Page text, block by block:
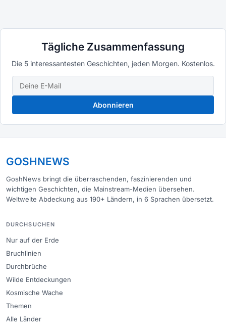
Tägliche Zusammenfassung
Die 5 interessantesten Geschichten, jeden Morgen. Kostenlos.
Abonnieren
GOSHNEWS
GoshNews bringt die überraschenden, faszinierenden und
wichtigen Geschichten, die Mainstream-Medien übersehen.
Weltweite Abdeckung aus 190+ Ländern, in 6 Sprachen übersetzt.
DURCHSUCHEN
Nur auf der Erde
Bruchlinien
Durchbrüche
Wilde Entdeckungen
Kosmische Wache
Themen
Alle Länder